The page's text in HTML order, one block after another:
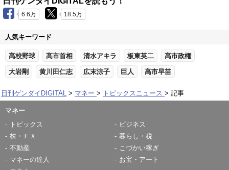
6.6万 18.5万
人気キーワード
高校野球 高市首相 清水アキラ 板東英二 高市政権
大岩剛 黄川田仁志 広末涼子 巨人 高市早苗
日刊ゲンダイDIGITAL マネー トピックスニュース 記事
マネー
トピックス
ビジネス
株・ＦＸ
暮らし・税
不動産
こづかい稼ぎ
マネーの達人
お宝・アート